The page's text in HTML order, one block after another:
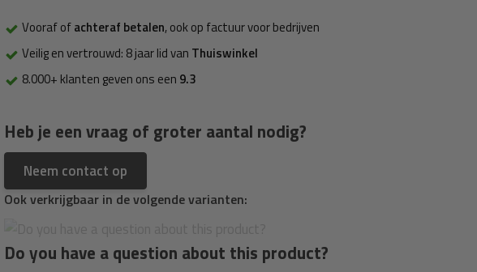
Vooraf ofachteraf betalen, ook op factuur voor bedrijven
Veilig en vertrouwd: 8 jaar lid van Thuiswinkel
8.000+ klanten geven ons een 9.3
Heb je een vraag of groter aantal nodig?
Neem contact op
Ook verkrijgbaar in de volgende varianten:
Do you have a question about this product?